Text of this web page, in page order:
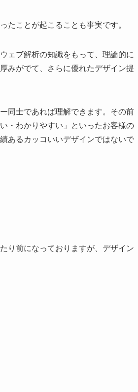
たことが起こることも事実です。
ェブ解析の知識をもって、理論的に
みがでて、さらに優れたデザイン提
同士であれば理解できます。その前
・わかりやすい」といったお客様の
あるカッコいいデザインではないで
り前になっておりますが、デザイン